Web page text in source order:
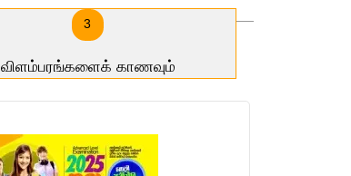
3
விளம்பரங்களைக் காணவும்